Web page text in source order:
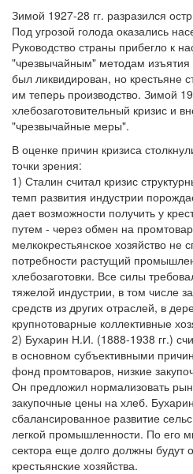
Зимой 1927-28 гг. разразился
Под угрозой голода оказались
Руководство страны прибегло к
"чрезвычайным" методам
был ликвидирован, но крестьяне
им теперь производство. Зимой
хлебозаготовительный кризис и
"чрезвычайные меры".
В оценке причин кризиса
точки зрения:
1) Сталин считал кризис
темп развития индустрии
дает возможности получить у
путем - через обмен на
мелкокрестьянское хозяйство не
потребности растущий
хлебозаготовки. Все силы
тяжелой индустрии, в том числе
средств из других отраслей, в
крупнотоварные коллективные
2) Бухарин Н.И. (1888-1938 гг.)
в основном субъективными
фонд промтоваров, низкие
Он предложил нормализовать
закупочные цены на хлеб.
сбалансированное развитие
легкой промышленности. По его
сектора еще долго должны будут
крестьянские хозяйства.